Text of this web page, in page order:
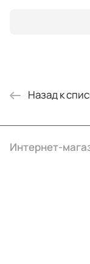
Назад к
Интернет-